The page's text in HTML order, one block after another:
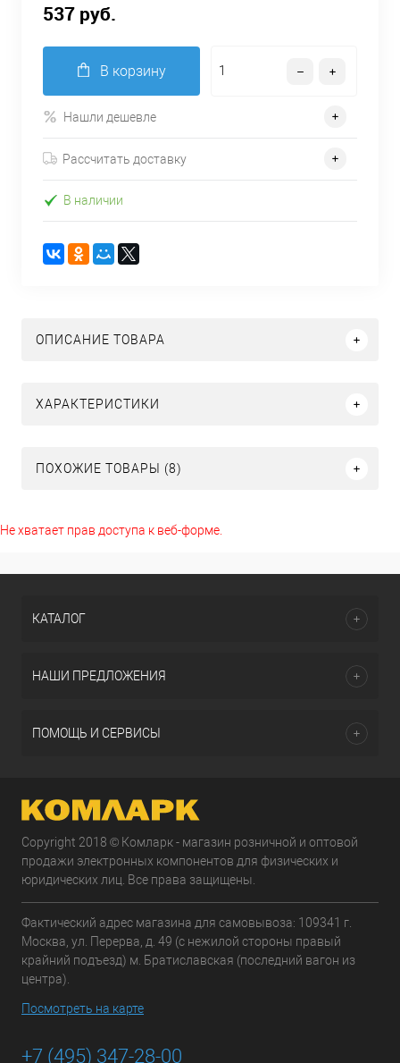
537 руб.
В корзину
Нашли дешевле
Рассчитать доставку
В наличии
ОПИСАНИЕ ТОВАРА
ХАРАКТЕРИСТИКИ
ПОХОЖИЕ ТОВАРЫ (8)
Не хватает прав доступа к веб-форме.
КАТАЛОГ
НАШИ ПРЕДЛОЖЕНИЯ
ПОМОЩЬ И СЕРВИСЫ
Copyright 2018 © Комларк - магазин розничной и оптовой
продажи электронных компонентов для физических и
юридических лиц. Все права защищены.
Фактический адрес магазина для самовывоза: 109341 г.
Москва, ул. Перерва, д. 49 (с нежилой стороны правый
крайний подъезд) м. Братиславская (последний вагон из
центра).
Посмотреть на карте
+7 (495) 347-28-00